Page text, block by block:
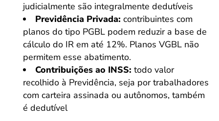
judicialmente são integralmente dedutíveis
Previdência Privada: contribuintes com
planos do tipo PGBL podem reduzir a base de
cálculo do IR em até 12%. Planos VGBL não
permitem esse abatimento.
Contribuições ao INSS: todo valor
recolhido à Previdência, seja por trabalhadores
com carteira assinada ou autônomos, também
é dedutível